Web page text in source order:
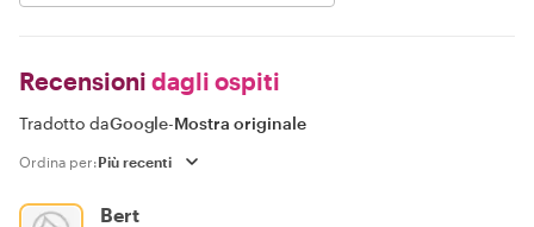
Recensioni dagli ospiti
Tradotto daGoogle-Mostra originale
Ordina per:
Bert